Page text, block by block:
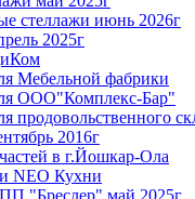
стеллажи июнь 2026г
2025г
Мебельной фабрики
ООО"Комплекс-Бар"
продовольственного
2016г
в г.Йошкар-Ола
NEO Кухни
"Бреслер" май 2025г